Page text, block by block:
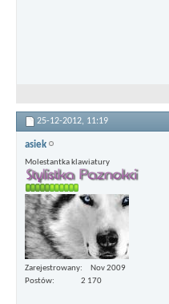
25-12-2012, 11:19
asiek
Molestantka klawiatury
Zarejestrowany
Nov 2009
Postów
2 170